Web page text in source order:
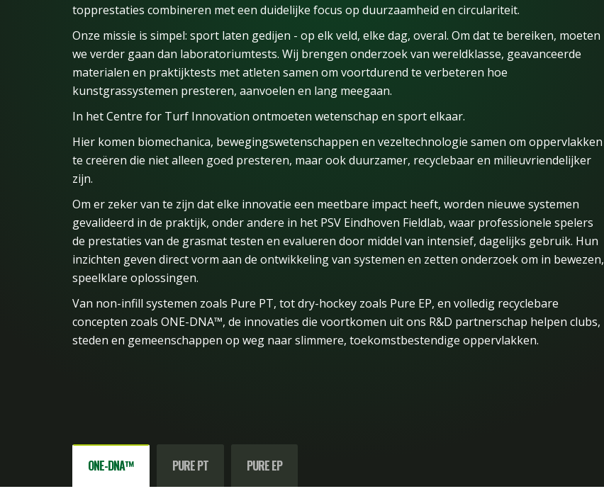
topprestaties combineren met een duidelijke focus op duurzaamheid en circulariteit.
Onze missie is simpel: sport laten gedijen - op elk veld, elke dag, overal. Om dat te bereiken, moeten
we verder gaan dan laboratoriumtests. Wij brengen onderzoek van wereldklasse, geavanceerde
materialen en praktijktests met atleten samen om voortdurend te verbeteren hoe
kunstgrassystemen presteren, aanvoelen en lang meegaan.
In het Centre for Turf Innovation ontmoeten wetenschap en sport elkaar.
Hier komen biomechanica, bewegingswetenschappen en vezeltechnologie samen om oppervlakken
te creëren die niet alleen goed presteren, maar ook duurzamer, recyclebaar en milieuvriendelijker
zijn.
Om er zeker van te zijn dat elke innovatie een meetbare impact heeft, worden nieuwe systemen
gevalideerd in de praktijk, onder andere in het PSV Eindhoven Fieldlab, waar professionele spelers
de prestaties van de grasmat testen en evalueren door middel van intensief, dagelijks gebruik. Hun
inzichten geven direct vorm aan de ontwikkeling van systemen en zetten onderzoek om in bewezen,
speelklare oplossingen.
Van non-infill systemen zoals Pure PT, tot dry-hockey zoals Pure EP, en volledig recyclebare
concepten zoals ONE-DNA™, de innovaties die voortkomen uit ons R&D partnerschap helpen clubs,
steden en gemeenschappen op weg naar slimmere, toekomstbestendige oppervlakken.
ONE-DNA™ PURE PT PURE EP